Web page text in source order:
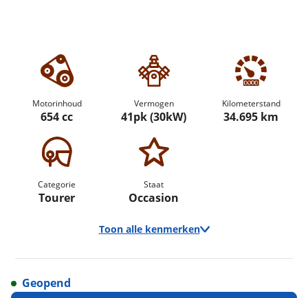
Motorinhoud
654 cc
Vermogen
41pk (30kW)
Kilometerstand
34.695 km
Categorie
Tourer
Staat
Occasion
Toon alle kenmerken
Geopend